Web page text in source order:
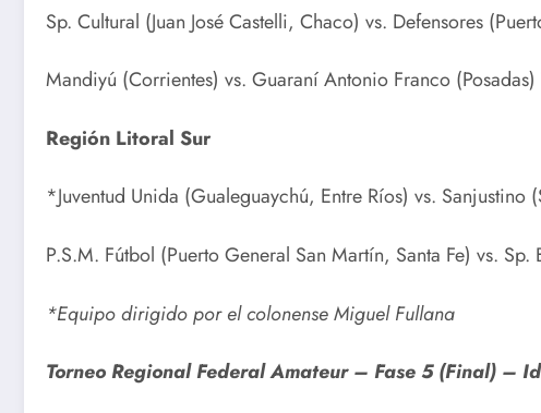
Sp. Cultural (Juan José Castelli, Chaco) vs. Defensores
Mandiyú (Corrientes) vs. Guaraní Antonio Franco
Región Litoral Sur
*Juventud Unida (Gualeguaychú, Entre Ríos) vs. Sanjustino
P.S.M. Fútbol (Puerto General San Martín, Santa Fe) vs.
*Equipo dirigido por el colonense Miguel Fullana
Torneo Regional Federal Amateur – Fase 5 (Final) –